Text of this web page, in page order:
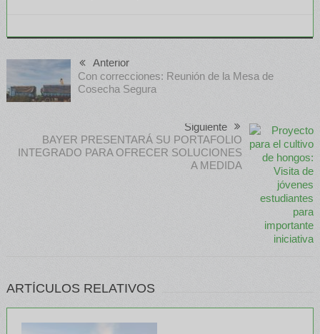
Anterior
Con correcciones: Reunión de la Mesa de
Cosecha Segura
Siguiente
BAYER PRESENTARÁ SU PORTAFOLIO
INTEGRADO PARA OFRECER SOLUCIONES
A MEDIDA
ARTÍCULOS RELATIVOS